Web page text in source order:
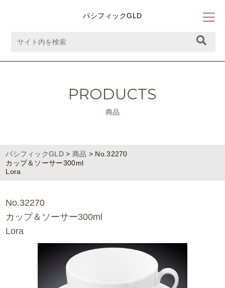
パシフィックGLD
PRODUCTS
商品
パシフィックGLD> 商品 > No.32270
カップ＆ソーサー300ml
Lora
No.32270
カップ＆ソーサー300ml
Lora